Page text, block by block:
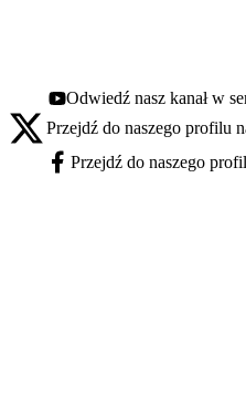
Youtube - otwiera się w nowej karcie
Odwiedź nasz kanał w
X - otwiera się w nowej karcie
Przejdź do naszego profilu
Facebook - otwiera się w nowej karcie
Przejdź do naszego